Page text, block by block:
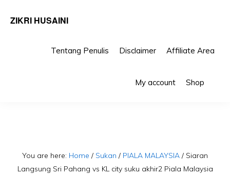
ZIKRI HUSAINI
Tentang Penulis Disclaimer Affiliate Area
My account Shop
You are here: Home / Sukan / PIALA MALAYSIA / Siaran
Langsung Sri Pahang vs KL city suku akhir2 Piala Malaysia